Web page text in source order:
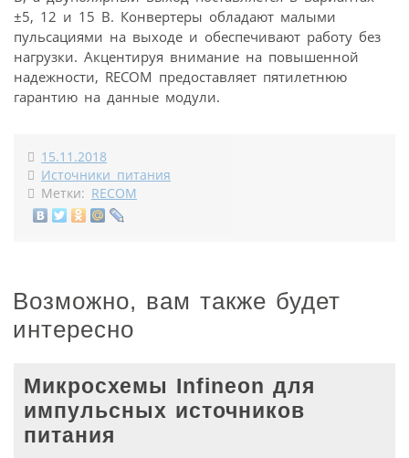
±5, 12 и 15 В. Конвертеры обладают малыми
пульсациями на выходе и обеспечивают работу без
нагрузки. Акцентируя внимание на повышенной
надежности, RECOM предоставляет пятилетнюю
гарантию на данные модули.
15.11.2018
Источники питания
Метки: RECOM
Возможно, вам также будет
интересно
Микросхемы Infineon для
импульсных источников
питания